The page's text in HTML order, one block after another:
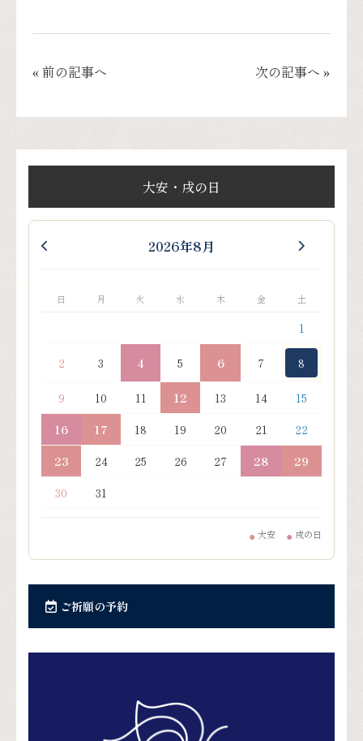
« 前の記事へ 次の記事へ »
大安・戌の日
2026年8月
日 月 火 水 木 金 土
1
2 3 4 5 6 7 8
9 10 11 12 13 14
15
16
17 18 19 20 21
22
23
24 25 26 27 28
29
30
31
● 大安 ● 戌の日
ご祈願の予約